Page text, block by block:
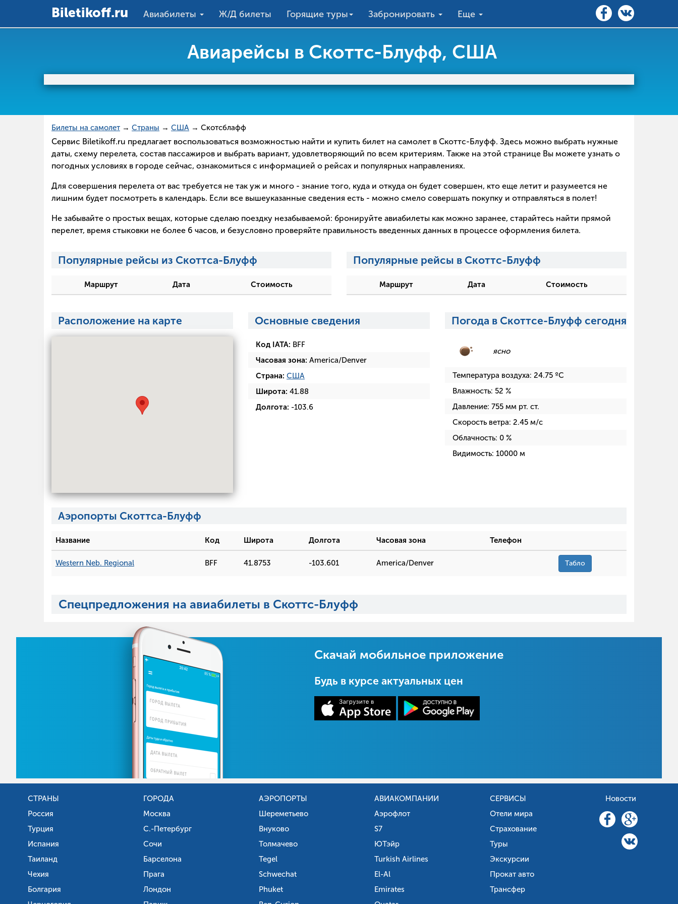
Вiletikoff.ru Авиабилеты Ж/Д билеты Горящие туры Забронировать Еще
Авиарейсы в Скоттс-Блуфф, США
Билеты на самолет → Страны → США → Скотсблафф
Сервис Biletikoff.ru предлагает воспользоваться возможностью найти и купить билет на самолет в Скоттс-Блуфф. Здесь можно выбрать нужные
даты, схему перелета, состав пассажиров и выбрать вариант, удовлетворяющий по всем критериям. Также на этой странице Вы можете узнать о
погодных условиях в городе сейчас, ознакомиться с информацией о рейсах и популярных направлениях.
Для совершения перелета от вас требуется не так уж и много - знание того, куда и откуда он будет совершен, кто еще летит и разумеется не
лишним будет посмотреть в календарь. Если все вышеуказанные сведения есть - можно смело совершать покупку и отправляться в полет!
Не забывайте о простых вещах, которые сделаю поездку незабываемой: бронируйте авиабилеты как можно заранее, старайтесь найти прямой
перелет, время стыковки не более 6 часов, и безусловно проверяйте правильность введенных данных в процессе оформления билета.
Популярные рейсы из Скоттса-Блуфф
Маршрут Дата Стоимость
Популярные рейсы в Скоттс-Блуфф
Маршрут Дата Стоимость
Расположение на карте Основные сведения
Код IATA: BFF
Часовая зона: America/Denver
Страна: США
Широта: 41.88
Долгота: -103.6
Погода в Скоттсе-Блуфф сегодня
ясно
Температура воздуха: 24.75 ºC
Влажность: 52 %
Давление: 755 мм рт. ст.
Скорость ветра: 2.45 м/с
Облачность: 0 %
Видимость: 10000 м
Аэропорты Скоттса-Блуфф
Название Код Широта Долгота Часовая зона Телефон
Western Neb. Regional BFF 41.8753 -103.601 America/Denver Табло
Спецпредложения на авиабилеты в Скоттс-Блуфф
Скачай мобильное приложение
Будь в курсе актуальных цен
СТРАНЫ
Россия
Турция
Испания
Таиланд
Чехия
Болгария
ГОРОДА
Москва
С.-Петербург
Сочи
Барселона
Прага
Лондон
АЭРОПОРТЫ
Шереметьево
Внуково
Толмачево
Tegel
Schwechat
Phuket
АВИАКОМПАНИИ
Аэрофлот
S7
ЮТэйр
Turkish Airlines
El-Al
Emirates
СЕРВИСЫ
Отели мира
Страхование
Туры
Экскурсии
Прокат авто
Трансфер
Новости